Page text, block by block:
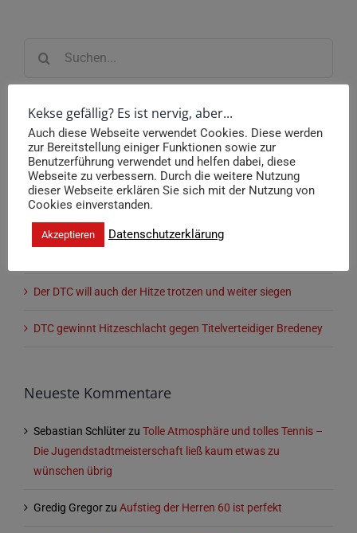
nach:
Neueste Beiträge
Die Herren 30 des DTC sind Deutscher Meister
Die Herren 30 des DTC spielen um die Deutsche
Der DTC will auch der Hitze trotzen und weiter siegen
DTC gewinnt Hitzeschlacht gegen Titelverteidiger Bredeney
Neueste Kommentare
Sebastian Schlüterzu Tolle Atmosphäre und tolles Tennis –
Die Jugendstadtmeisterschaft ließ kaum etwas zu
wünschen übrig
Gredig Gregorzu Aufstieg der Herren 60 ist perfekt
Kekse gefällig? Es ist nervig, aber...
Auch diese Webseite verwendet Cookies. Diese werden
zur Bereitstellung einiger Funktionen sowie zur
Benutzerführung verwendet und helfen dabei, diese
Webseite zu verbessern. Durch die weitere Nutzung
dieser Webseite erklären Sie sich mit der Nutzung von
Cookies einverstanden.
Akzeptieren Datenschutzerklärung